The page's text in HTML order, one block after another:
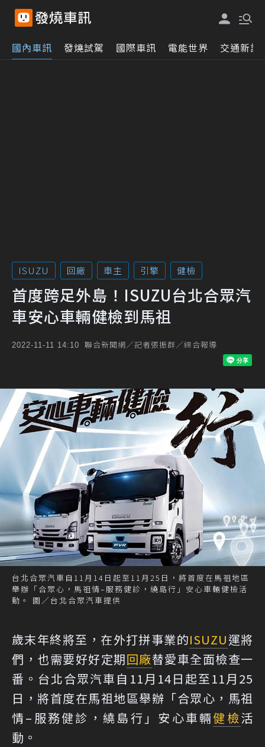
國內車訊 發燒試駕 國際車訊 電能世界 交通新訊
ISUZU 回廠 車主 引擎 健檢
首度跨足外島！ISUZU台北合眾汽
車安心車輛健檢到馬祖
2022-11-11 14:10 聯合新聞網／記者張振群／綜合報導
台北合眾汽車自11月14日起至11月25日，將首度在馬祖地區
舉辦「合眾心，馬祖情–服務健診，繞島行」安心車輛健檢活
動。 圖／台北合眾汽車提供
歲末年終將至，在外打拼事業的ISUZU運將
們，也需要好好定期回廠替愛車全面檢查一
番。台北合眾汽車自11月14日起至11月25
日，將首度在馬祖地區舉辦「合眾心，馬祖
情–服務健診，繞島行」安心車輛健檢活
動。